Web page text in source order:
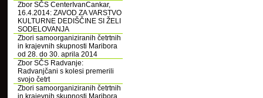
Zbor SČS CenterIvanCankar,
16.4.2014: ZAVOD ZA VARSTVO
KULTURNE DEDIŠČINE SI ŽELI
SODELOVANJA
Zbori samoorganiziranih četrtnih
in krajevnih skupnosti Maribora
od 28. do 30. aprila 2014
Zbor SČS Radvanje:
Radvanjčani s kolesi premerili
svojo četrt
Zbori samoorganiziranih četrtnih
in krajevnih skupnosti Maribora